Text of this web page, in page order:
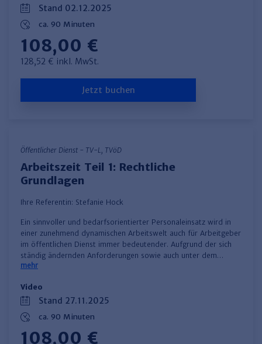
Stand 02.12.2025
ca. 90 Minuten
108,00 €
128,52 € inkl. MwSt.
Jetzt buchen
Öffentlicher Dienst - TV-L, TVöD
Arbeitszeit Teil 1: Rechtliche
Grundlagen
Ihre Referentin: Stefanie Hock
​Ein sinnvoller und bedarfsorientierter Personaleinsatz wird in
einer zunehmend dynamischen Arbeitswelt auch für Arbeitgeber
im öffentlichen Dienst immer bedeutender. Aufgrund der sich
ständig ändernden Anforderungen sowie auch unter dem…
mehr
Video
Stand 27.11.2025
ca. 90 Minuten
108,00 €